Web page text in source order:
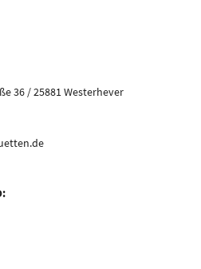
36 / 25881 Westerhever